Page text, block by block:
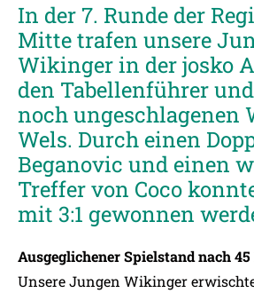
In der 7. Runde der
Mitte trafen unsere
Wikinger in der josko
den Tabellenführer
noch ungeschlagenen
Wels. Durch einen
Beganovic und einen
Treffer von Coco
mit 3:1 gewonnen
Ausgeglichener Spielstand nach
Unsere Jungen Wikinger